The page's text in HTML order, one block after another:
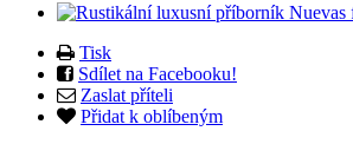
Tisk
Sdílet na Facebooku!
Zaslat příteli
Přidat k oblíbeným